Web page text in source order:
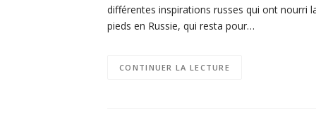
différentes inspirations russes qui ont nourri
pieds en Russie, qui resta pour…
CONTINUER LA LECTURE